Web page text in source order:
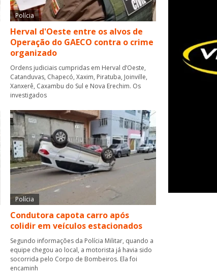
Polícia
Herval d'Oeste entre os alvos de
Operação do GAECO contra o crime
organizado
Ordens judiciais cumpridas em Herval d’Oeste,
Catanduvas, Chapecó, Xaxim, Piratuba, Joinville,
Xanxerê, Caxambu do Sul e Nova Erechim. Os
investigados
Polícia
Condutora capota carro após
colidir em veículos estacionados
Segundo informações da Polícia Militar, quando a
equipe chegou ao local, a motorista já havia sido
socorrida pelo Corpo de Bombeiros. Ela foi
encaminh